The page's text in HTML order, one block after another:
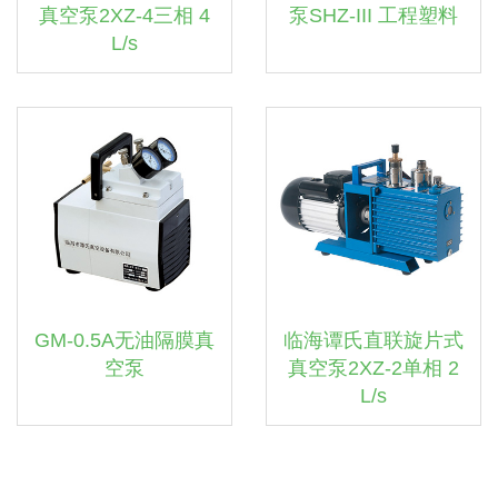
真空泵2XZ-4三相 4
L/s
泵SHZ-III 工程塑料
GM-0.5A无油隔膜真
空泵
临海谭氏直联旋片式
真空泵2XZ-2单相 2
L/s